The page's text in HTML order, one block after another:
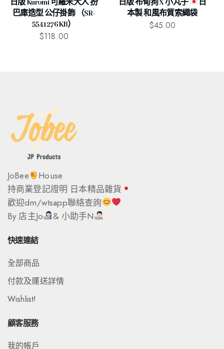
日版 Kuromi 可羅米大人 扮
巴庫造型 公仔掛飾 （SR-
5541276KB）
$118.00
日版 布甸狗 X 小丸子
日
本製 和風布質索繩袋
$45.00
JoBee
House
持商業登記證明 日本精品雜貨
歡迎dm/wtsapp聯絡查詢
By 店主Jo
& 小助手N
快速連結
全部商品
付款及運送詳情
Wishlist!
顧客服務
我的帳戶